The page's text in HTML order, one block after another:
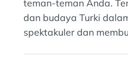
teman-teman Anda.
dan budaya Turki
spektakuler dan